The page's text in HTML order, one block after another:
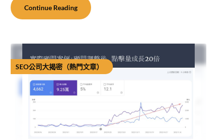
Continue Reading
SEO公司大揭密（熱門文章）